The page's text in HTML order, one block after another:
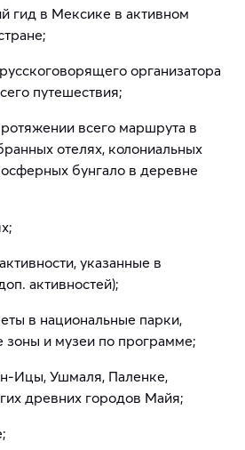
гид в Мексике в активном
организатора
путешествия;
всего маршрута в
отелях, колониальных
бунгало в деревне
указанные в
активностей);
в национальные парки,
зоны и музеи по программе;
Ицы, Ушмаля, Паленке,
древних городов Майя;